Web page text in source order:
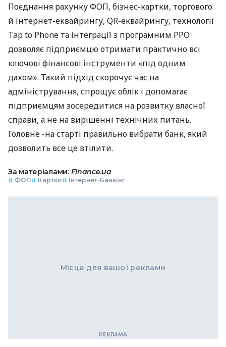
Поєднання рахунку ФОП, бізнес-картки, торгового
й інтернет-еквайрингу, QR-еквайрингу, технології
Tap to Phone та інтеграції з програмним РРО
дозволяє підприємцю отримати практично всі
ключові фінансові інструменти «під одним
дахом». Такий підхід скорочує час на
адміністрування, спрощує облік і допомагає
підприємцям зосередитися на розвитку власної
справи, а не на вирішенні технічних питань.
Головне -на старті правильно вибрати банк, який
дозволить все це втілити.
За матеріалами: Finance.ua
# ФОП# Картки# Інтернет-Банкінг
Місце для вашої реклами